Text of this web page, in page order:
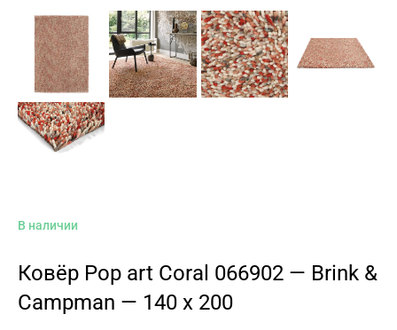
В наличии
Ковёр Pop art Coral 066902 — Brink &
Campman — 140 x 200